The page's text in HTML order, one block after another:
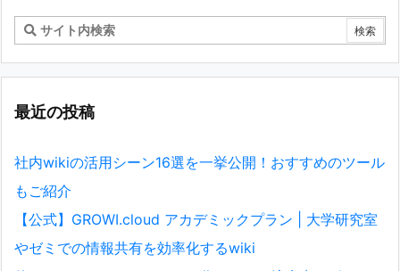
最近の投稿
社内wikiの活用シーン16選を一挙公開！おすすめのツール
もご紹介
【公式】GROWI.cloud アカデミックプラン | 大学研究室
やゼミでの情報共有を効率化するwiki